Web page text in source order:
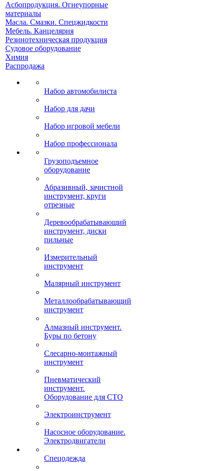
Асбопродукция. Огнеупорные
материалы
Масла. Смазки. Спецжидкости
Мебель. Канцелярия
Резинотехническая продукция
Судовое оборудование
Химия
Распродажа
Набор автомобилиста
Набор для дачи
Набор игровой мебели
Набор профессионала
Грузоподъемное
оборудование
Абразивный, зачистной
инструмент, круги
отрезные
Деревообрабатывающий
инструмент, диски
пильные
Измерительный
инструмент
Малярный инструмент
Металлообрабатывающий
инструмент
Алмазный инструмент.
Буры по бетону
Слесарно-монтажный
инструмент
Пневматический
инструмент.
Оборудование для СТО
Электроинструмент
Насосное оборудование.
Электродвигатели
Спецодежда